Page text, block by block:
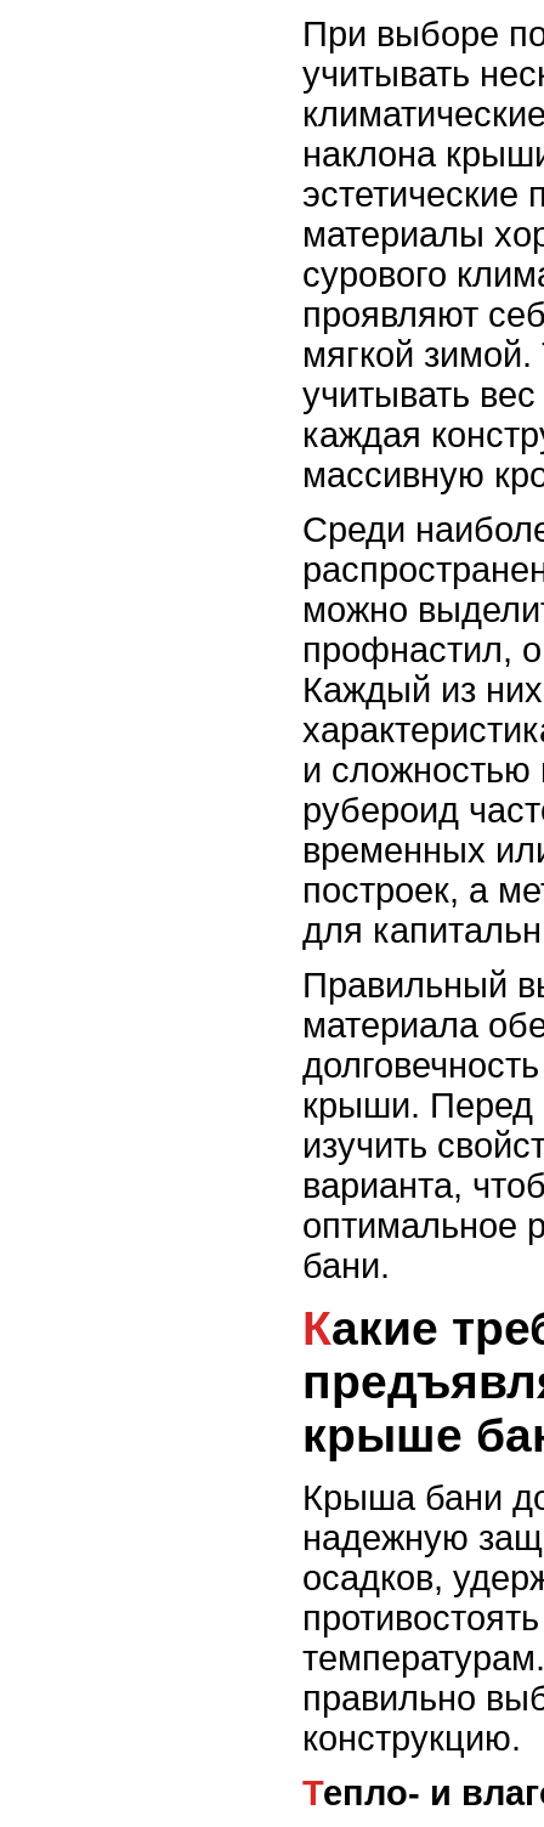
При выборе
учитывать
наклона
эстетические
материалы
сурового
проявляют
мягкой
учитывать
каждая
массивную
Среди
можно
профнастил,
Каждый из
и
рубероид
временных
построек, а
для
Правильный
материала
крыши. Перед
изучить
варианта,
оптимальное
бани.
Какие требования
крыше
Крыша бани
надежную
осадков,
правильно
конструкцию.
Тепло- и